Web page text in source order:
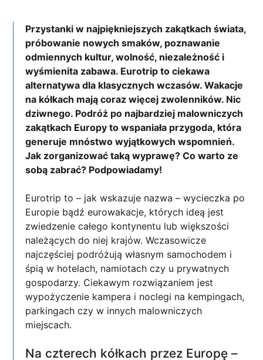
Przystanki w najpiękniejszych zakątkach świata,
próbowanie nowych smaków, poznawanie
odmiennych kultur, wolność, niezależność i
wyśmienita zabawa. Eurotrip to ciekawa
alternatywa dla klasycznych wczasów. Wakacje
na kółkach mają coraz więcej zwolenników. Nic
dziwnego. Podróż po najbardziej malowniczych
zakątkach Europy to wspaniała przygoda, która
generuje mnóstwo wyjątkowych wspomnień.
Jak zorganizować taką wyprawę? Co warto ze
sobą zabrać? Podpowiadamy!
Eurotrip to – jak wskazuje nazwa – wycieczka po
Europie bądź eurowakacje, których ideą jest
zwiedzenie całego kontynentu lub większości
należących do niej krajów. Wczasowicze
najczęściej podróżują własnym samochodem i
śpią w hotelach, namiotach czy u prywatnych
gospodarzy. Ciekawym rozwiązaniem jest
wypożyczenie kampera i noclegi na kempingach,
parkingach czy w innych malowniczych
miejscach.
Na czterech kółkach przez Europę –